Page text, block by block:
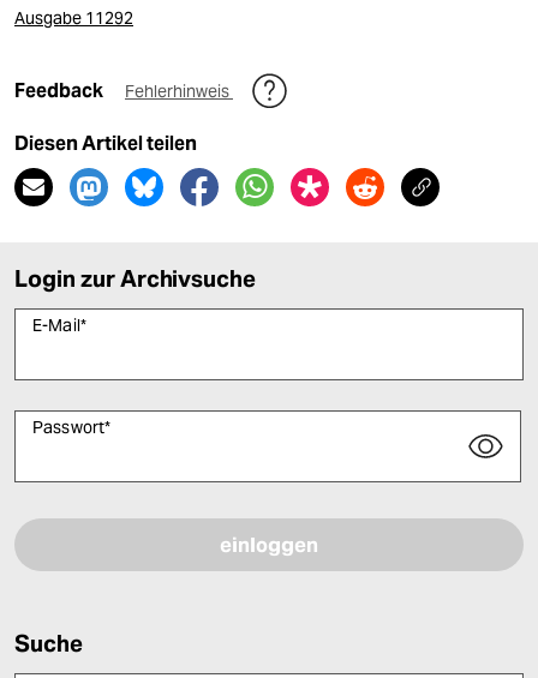
Ausgabe 11292
Feedback Fehlerhinweis
Diesen Artikel teilen
Login zur Archivsuche
E-Mail*
Passwort*
Suche